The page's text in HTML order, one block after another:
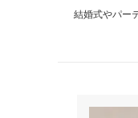
結婚式やパー